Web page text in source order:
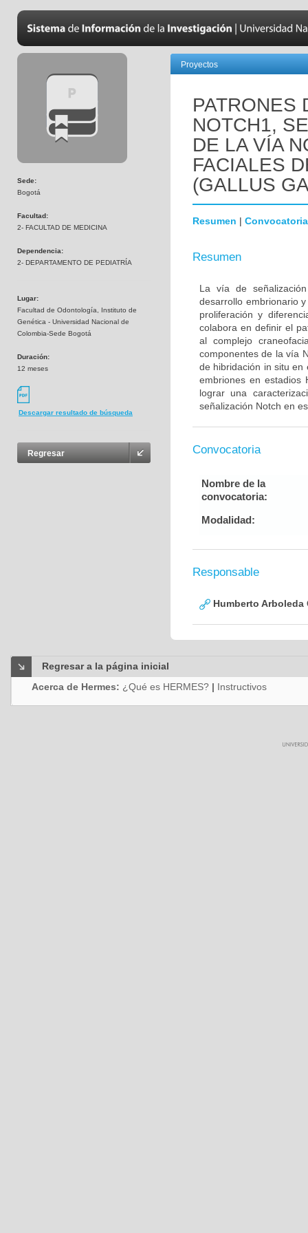
Sede:
Bogotá
Facultad:
2- FACULTAD DE MEDICINA
Dependencia:
2- DEPARTAMENTO DE PEDIATRÍA
Lugar:
Facultad de Odontología, Instituto de
Genética - Universidad Nacional de
Colombia-Sede Bogotá
Duración:
12 meses
Descargar resultado de búsqueda
Regresar
Proyectos
PATRONES
NOTCH1,
DE LA VÍA
FACIALES
(GALLUS
Resumen | Convocatoria
Resumen
La vía de
desarrollo embrionario
proliferación y
colabora en definir el
al complejo
componentes de la vía
de hibridación in situ en
embriones en estadios
lograr una
señalización Notch en
Convocatoria
Nombre de la
convocatoria:
Modalidad:
Responsable
Humberto Arboleda
Regresar a la página inicial
Acerca de Hermes: ¿Qué es HERMES? | Instructivos